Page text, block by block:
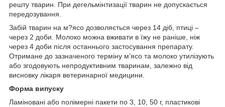
решту тварин. При дегельмінтизації тварин не допускається
передозування.
Забій тварин на м?ясо дозволяється через 14 діб, птиці –
через 2 доби. Молоко можна вживати в їжу не раніше, ніж
через 4 доби після останнього застосування препарату.
Отримане до зазначеного терміну м’ясо та молоко утилізують
або згодовують непродуктивним тваринам, залежно від
висновку лікаря ветеринарної медицини.
Форма випуску
Ламіновані або полімерні пакети по 3, 10, 50 г, пластикові